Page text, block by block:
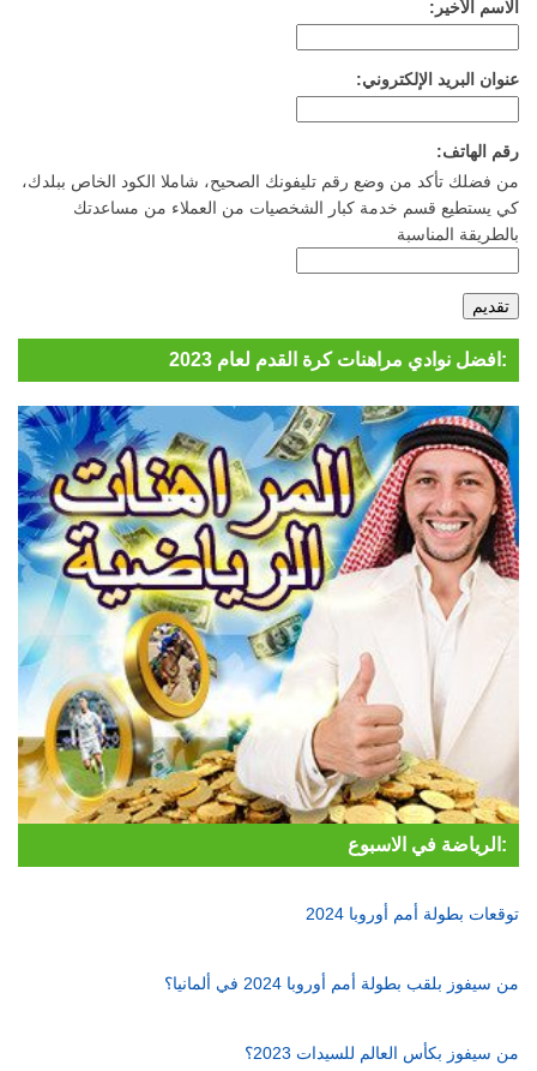
الاسم الأخير:
عنوان البريد الإلكتروني:
رقم الهاتف:
من فضلك تأكد من وضع رقم تليفونك الصحيح، شاملا الكود الخاص ببلدك،
كي يستطيع قسم خدمة كبار الشخصيات من العملاء من مساعدتك
بالطريقة المناسبة
افضل نوادي مراهنات كرة القدم لعام 2023:
الرياضة في الاسبوع:
توقعات بطولة أمم أوروبا 2024
من سيفوز بلقب بطولة أمم أوروبا 2024 في ألمانيا؟
من سيفوز بكأس العالم للسيدات 2023؟